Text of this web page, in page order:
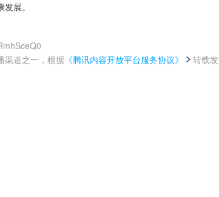
展。
渠道之一，根据 《腾讯内容开放平台服务协议》
转载发